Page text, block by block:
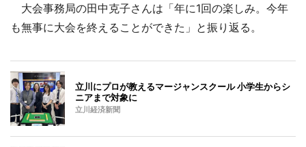
大会事務局の田中克子さんは「年に1回の楽しみ。今年
も無事に大会を終えることができた」と振り返る。
立川にプロが教えるマージャンスクール 小学生からシ
ニアまで対象に
立川経済新聞